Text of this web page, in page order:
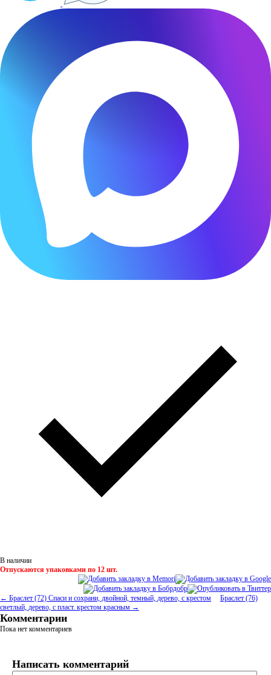
В наличии
Отпускаются упаковками по 12 шт.
← Браслет (72) Спаси и сохрани, двойной, темный, дерево, с крестом
Браслет (76)
светлый, дерево, с пласт. крестом красным →
Комментарии
Пока нет комментариев
Написать комментарий